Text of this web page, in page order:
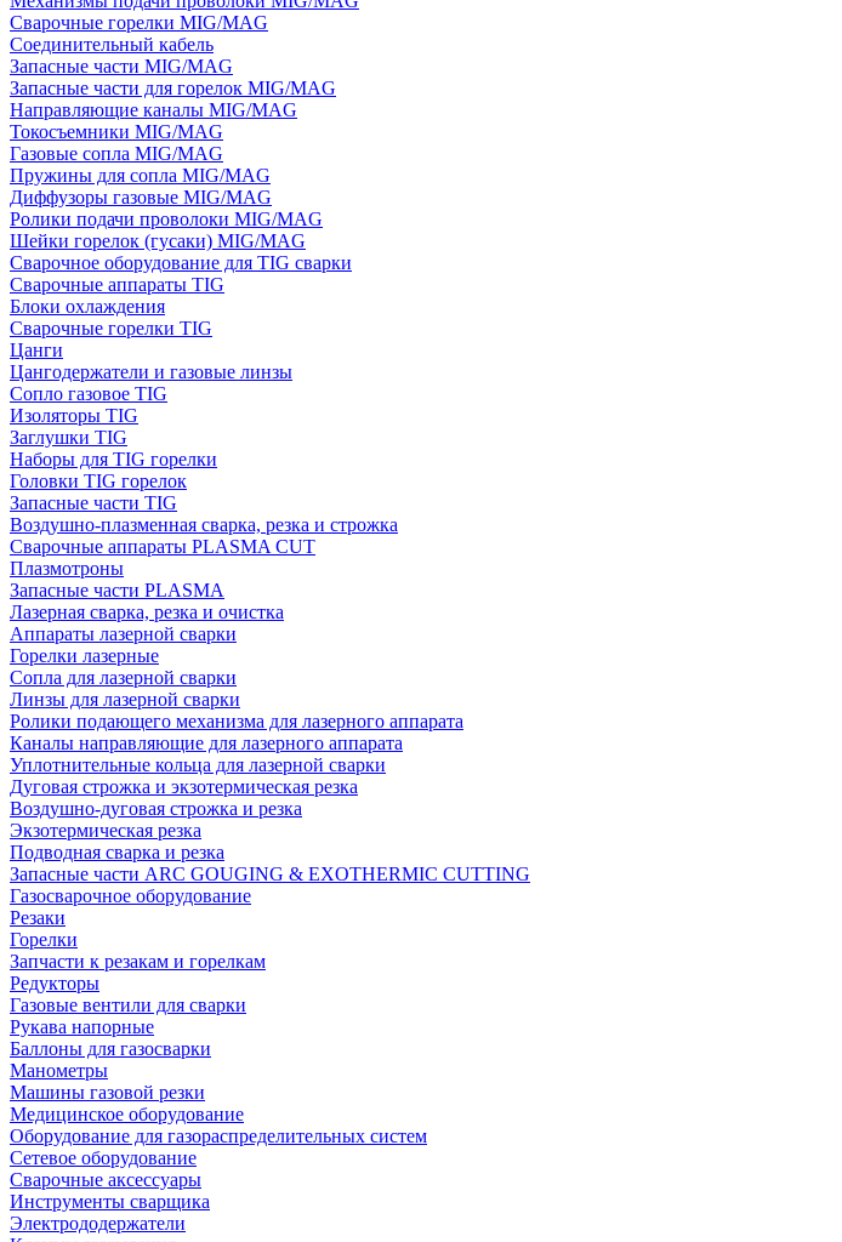
Сварочные горелки MIG/MAG
Соединительный кабель
Запасные части MIG/MAG
Запасные части для горелок MIG/MAG
Направляющие каналы MIG/MAG
Токосъемники MIG/MAG
Газовые сопла MIG/MAG
Пружины для сопла MIG/MAG
Диффузоры газовые MIG/MAG
Ролики подачи проволоки MIG/MAG
Шейки горелок (гусаки) MIG/MAG
Сварочное оборудование для TIG сварки
Сварочные аппараты TIG
Блоки охлаждения
Сварочные горелки TIG
Цанги
Цангодержатели и газовые линзы
Сопло газовое TIG
Изоляторы TIG
Заглушки TIG
Наборы для TIG горелки
Головки TIG горелок
Запасные части TIG
Воздушно-плазменная сварка, резка и строжка
Сварочные аппараты PLASMA CUT
Плазмотроны
Запасные части PLASMA
Лазерная сварка, резка и очистка
Аппараты лазерной сварки
Горелки лазерные
Сопла для лазерной сварки
Линзы для лазерной сварки
Ролики подающего механизма для лазерного аппарата
Каналы направляющие для лазерного аппарата
Уплотнительные кольца для лазерной сварки
Дуговая строжка и экзотермическая резка
Воздушно-дуговая строжка и резка
Экзотермическая резка
Подводная сварка и резка
Запасные части ARC GOUGING & EXOTHERMIC CUTTING
Газосварочное оборудование
Резаки
Горелки
Запчасти к резакам и горелкам
Редукторы
Газовые вентили для сварки
Рукава напорные
Баллоны для газосварки
Манометры
Машины газовой резки
Медицинское оборудование
Оборудование для газораспределительных систем
Сетевое оборудование
Сварочные аксессуары
Инструменты сварщика
Электрододержатели